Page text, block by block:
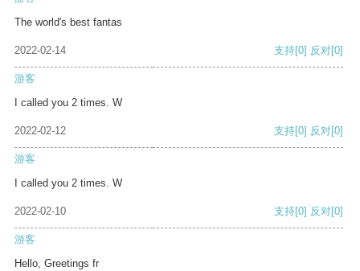
The world's best fantas
2022-02-14 支持[0] 反对[0]
游客
I called you 2 times. W
2022-02-12 支持[0] 反对[0]
游客
I called you 2 times. W
2022-02-10 支持[0] 反对[0]
游客
Hello, Greetings fr